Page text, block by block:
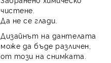
чистене.
Да не се глади.
Дизайнът на дантелата
може да бъде различен,
от този на снимката.